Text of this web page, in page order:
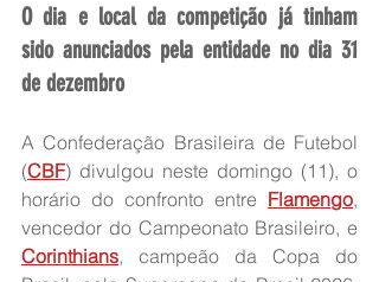
O dia e local da competição já tinham
sido anunciados pela entidade no dia 31
de dezembro
A Confederação Brasileira de Futebol
(CBF) divulgou neste domingo (11), o
horário do confronto entre Flamengo,
Corinthians, campeão da Copa do